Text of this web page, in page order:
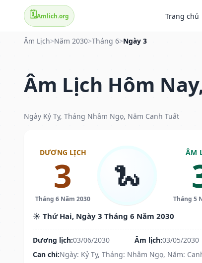
🗓️Amlich.org Trang chủ
Âm Lịch>Năm 2030>Tháng 6>Ngày 3
Âm Lịch Hôm
Ngày Kỷ Tỵ, Tháng Nhâm Ngọ, Năm Canh Tuất
DƯƠNG LỊCH
3
Tháng 6 Năm 2030
🐍
ÂM
Tháng 5
☀️ Thứ Hai, Ngày 3 Tháng 6 Năm 2030
Dương lịch:03/06/2030 Âm lịch:03/05/2030
Can chi:Ngày: Kỷ Tỵ, Tháng: Nhâm Ngọ, Năm: